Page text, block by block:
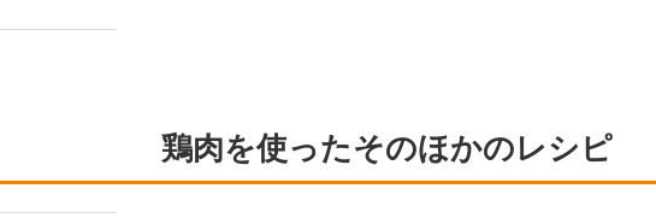
鶏肉を使ったそのほかのレシピ